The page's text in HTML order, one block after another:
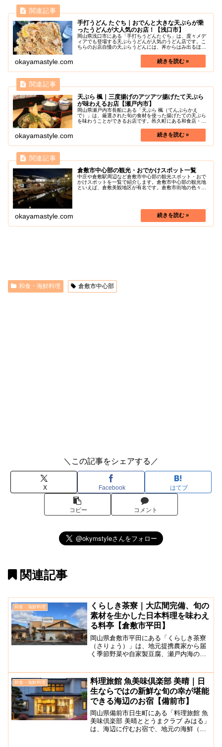
手打うどん たぐち｜おでんと大きな天ぷらが乗
ったうどんが大人気のお店！【浅口市】
岡山県浅口市にある「手打ちうどんたぐち」は、度々メデ
ィアでも登場する天ぷらうどんが人気のうどん店です。こ
ちらのお店自慢の天ぷらうどんには、丼からはみ出るほど
す。コシ控えめの太麺とあっさりと...
okayamastyle.com
天ぷら 楓｜三度揚げのアツアツ揚げたて天ぷら
が味わえるお店【瀬戸内市】
岡山県瀬戸内市長船にある「天ぷら 楓（てんぷらかえ
で）」は、厳選された旬の食材を使った揚げたての天ぷら
を味わうことができるお店です。邑久町にある和食店・お
た。お店の前に駐車場も完備してお...
okayamastyle.com
倉敷市中心部の観光・おでかけスポット一覧
中庄や倉敷駅周辺など倉敷市中心部の観光スポット・おで
かけスポットを一覧で紹介します。倉敷市中心部の観光地
といえば、倉敷美観地区が有名です。倉敷市街地の色々な
okayamastyle.com
和食・海鮮料理 倉敷市中心部
＼この記事をシェアする／
X Facebook はてブ
コピー コメント
関連記事
和食・海鮮料理
くらしき茶寮｜大広間完備、旬の
素材を生かした日本料理を味わえ
る料亭【倉敷市平田】
岡山県倉敷市平田にある「くらしき茶寮
（さりょう）」は、地元提携農家から届
く季節野菜や自家製豆腐、瀬戸内海の旬
す。お店は日本庭園を背景にした落ち着
いた雰囲気。テーブル席の...
和食・海鮮料理
料理旅館 魚美味倶楽部 美晴｜日
生ならではの新鮮な旬の幸が堪能
できる海辺のお宿【備前市】
岡山県備前市日生町にある「料理旅館 魚
美味倶楽部 美晴ととうまクラブ みはる」
は、海辺に佇むお宿で、地元の海鮮（冬